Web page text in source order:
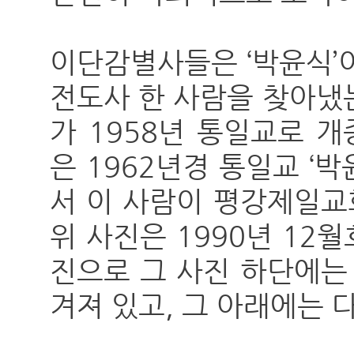
이단감별사들은 ‘박윤식
전도사 한 사람을 찾아
가 1958년 통일교로 개
은 1962년경 통일교 ‘박
서 이 사람이 평강제일
위 사진은 1990년 12월
진으로 그 사진 하단에
겨져 있고, 그 아래에는